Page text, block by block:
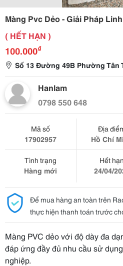
Màng Pvc Dẻo - Giải Pháp
( HẾT HẠN )
100.000₫
Số 13 Đường 49B Phường Tân
Hanlam
0798 550 648
Mã số
17902957
Địa
Hồ Chí
Tình trạng
Hàng mới
Hết hạn
24/04/
Để mua hàng an toàn trên
thực hiện thanh toán trước
Màng PVC dẻo với độ dày đa
đáp ứng đầy đủ nhu cầu sử
nghiệp.